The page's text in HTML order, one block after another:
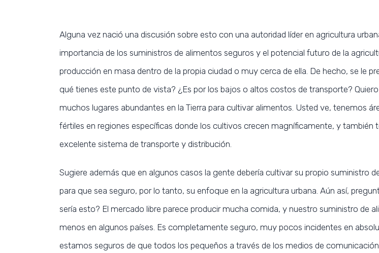
Alguna vez nació una discusión sobre esto con una autoridad líder en agricultura
importancia de los suministros de alimentos seguros y el potencial futuro de la
producción en masa dentro de la propia ciudad o muy cerca de ella. De hecho, se le
qué tienes este punto de vista? ¿Es por los bajos o altos costos de transporte?
muchos lugares abundantes en la Tierra para cultivar alimentos. Usted ve, tenemos
fértiles en regiones específicas donde los cultivos crecen magníficamente, y también
excelente sistema de transporte y distribución.
Sugiere además que en algunos casos la gente debería cultivar su propio suministro
para que sea seguro, por lo tanto, su enfoque en la agricultura urbana. Aún así,
sería esto? El mercado libre parece producir mucha comida, y nuestro suministro de
menos en algunos países. Es completamente seguro, muy pocos incidentes en
estamos seguros de que todos los pequeños a través de los medios de